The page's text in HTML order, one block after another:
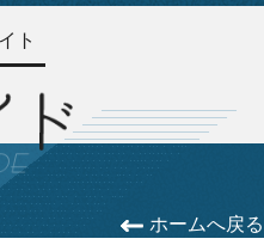
ト
ホームへ戻る